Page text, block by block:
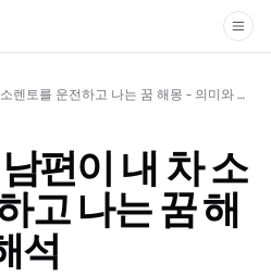
꿈을 꿨는데 남편이 내 차 소렌토를 운전하고 나는 꿈 해몽 - 의미와 해석
편이 내 차 소
고 나는 꿈 해
석